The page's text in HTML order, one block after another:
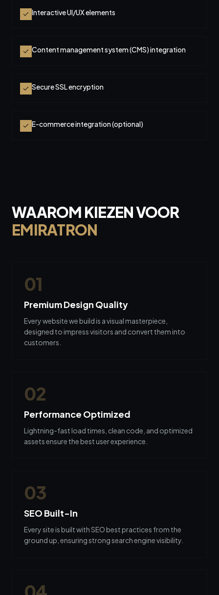
Interactive UI/UX elements
Content management system (CMS) integration
Secure SSL encryption
E-commerce integration (optional)
WAAROM KIEZEN VOOR
EMIRATRON
01
Premium Design Quality
Every website we build is a visual masterpiece,
designed to impress visitors and convert them into
customers.
02
Performance Optimized
Lightning-fast load times, clean code, and optimized
assets ensure the best user experience.
03
SEO Built-In
Every site is built with SEO best practices from the
ground up, ensuring strong search engine visibility.